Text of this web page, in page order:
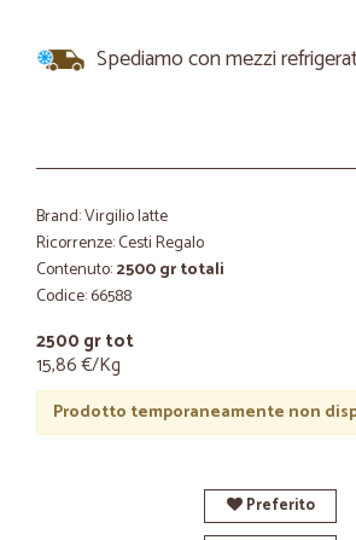
Spediamo con mezzi
Brand: Virgilio latte
Ricorrenze: Cesti Regalo
Contenuto:2500 gr totali
Codice: 66588
2500 gr tot
15,86 €/Kg
Prodotto temporaneamente non
Preferito